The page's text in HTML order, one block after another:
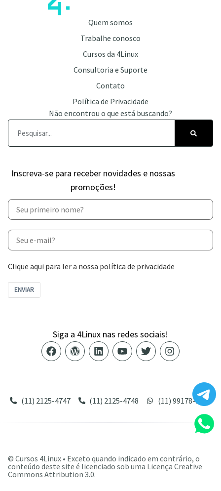
Quem somos
Trabalhe conosco
Cursos da 4Linux
Consultoria e Suporte
Contato
Política de Privacidade
Não encontrou o que está buscando?
Inscreva-se para receber novidades e nossas
promoções!
Clique aqui para ler a nossa política de privacidade
ENVIAR
Siga a 4Linux nas redes sociais!
(11) 2125-4747 (11) 2125-4748 (11) 99178-3872
© Cursos 4Linux • Exceto quando indicado em contrário, o
conteúdo deste site é licenciado sob uma Licença Creative
Commons Attribution 3.0.